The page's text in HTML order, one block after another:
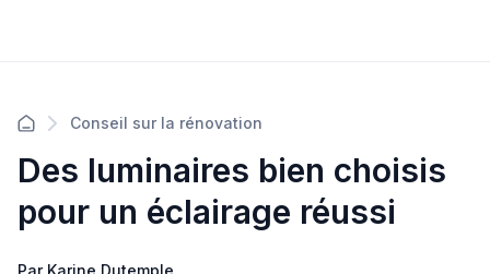
Conseil sur la rénovation
Des luminaires bien choisis
pour un éclairage réussi
Par Karine Dutemple